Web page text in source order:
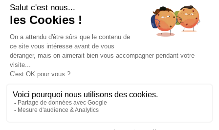
Retrouvez le Syndicat de l'Orge sur :
Inscrivez-vous à la newsletter
@
Mentions Légales
Traitement des données personnelles